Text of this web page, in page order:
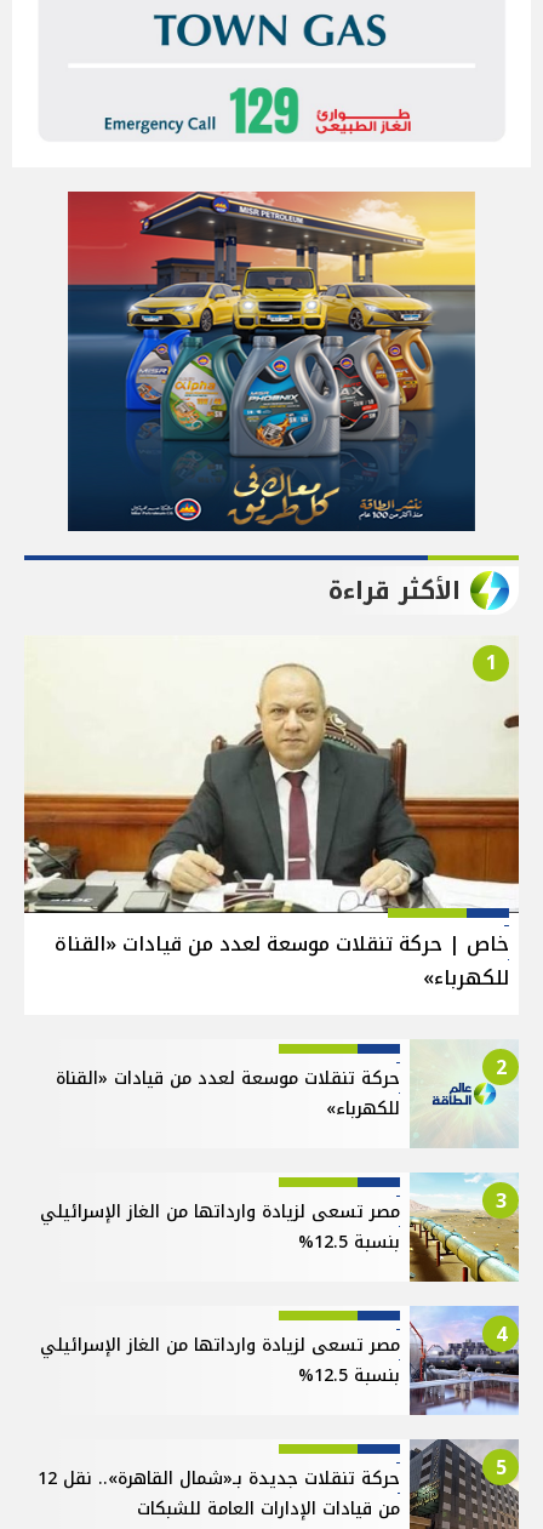
الأكثر قراءة
1
خاص | حركة تنقلات موسعة لعدد من قيادات «القناة
للكهرباء»
2
حركة تنقلات موسعة لعدد من قيادات «القناة
للكهرباء»
3
مصر تسعى لزيادة وارداتها من الغاز الإسرائيلي
بنسبة 12.5%
4
مصر تسعى لزيادة وارداتها من الغاز الإسرائيلي
بنسبة 12.5%
5
حركة تنقلات جديدة بـ«شمال القاهرة».. نقل 12
من قيادات الإدارات العامة للشبكات